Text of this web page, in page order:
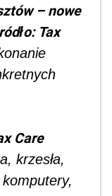
– nowe
Tax
Care
krzesła,